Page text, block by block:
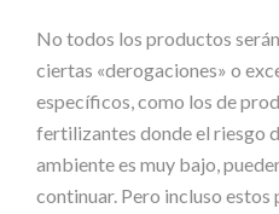
No todos los productos
ciertas «derogaciones» o
específicos, como los de
fertilizantes donde el riesgo
ambiente es muy bajo,
continuar. Pero incluso